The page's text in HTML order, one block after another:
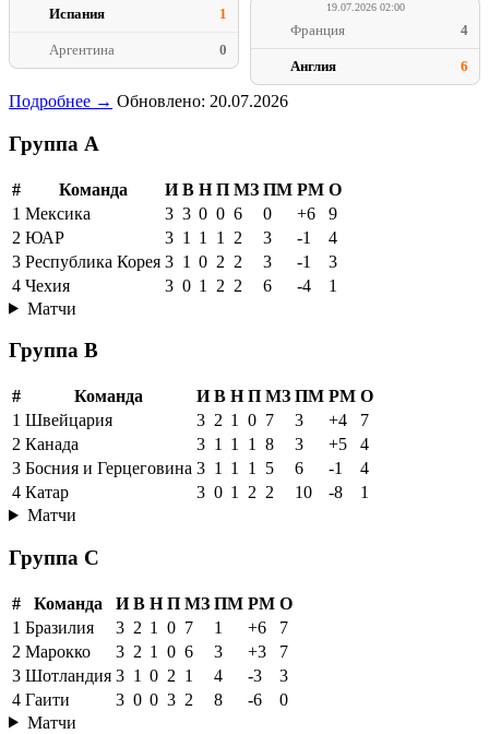
Испания 1
Аргентина 0
19.07.2026 02:00
Франция 4
Англия 6
Подробнее → Обновлено: 20.07.2026
Группа A
# Команда И В Н П МЗ ПМ РМ О
1 Мексика 3 3 0 0 6 0 +6
9
2 ЮАР 3 1 1 1 2 3 -1
4
3 Республика Корея 3 1 0 2 2 3 -1
3
4 Чехия 3 0 1 2 2 6 -4
1
Матчи
Группа B
# Команда И В Н П МЗ ПМ РМ О
1 Швейцария 3 2 1 0 7 3 +4
7
2 Канада 3 1 1 1 8 3 +5
4
3 Босния и Герцеговина 3 1 1 1 5 6 -1
4
4 Катар 3 0 1 2 2 10 -8
1
Матчи
Группа C
# Команда И В Н П МЗ ПМ РМ О
1 Бразилия 3 2 1 0 7 1 +6
7
2 Марокко 3 2 1 0 6 3 +3
7
3 Шотландия 3 1 0 2 1 4 -3
3
4 Гаити 3 0 0 3 2 8 -6
0
Матчи